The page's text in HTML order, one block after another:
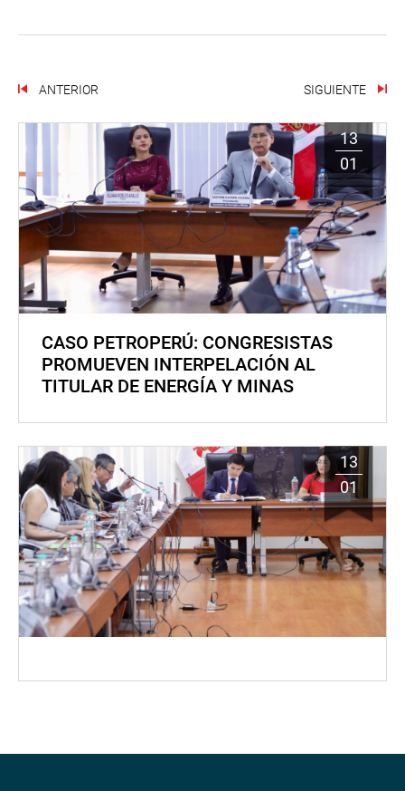
ANTERIOR SIGUIENTE
13
01
CASO PETROPERÚ: CONGRESISTAS
PROMUEVEN INTERPELACIÓN AL
TITULAR DE ENERGÍA Y MINAS
13
01